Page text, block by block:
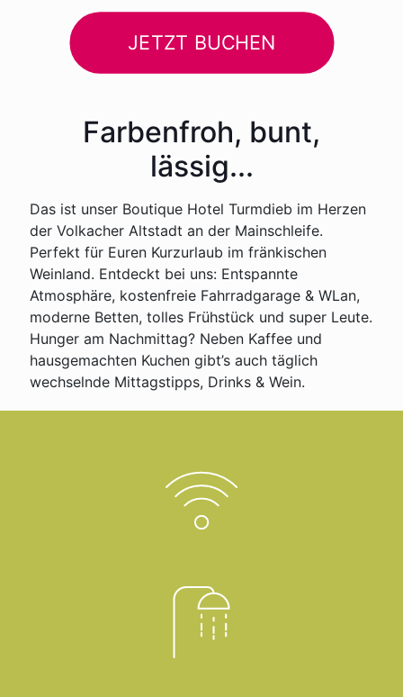
JETZT BUCHEN
Farbenfroh, bunt,
lässig...
Das ist unser Boutique Hotel Turmdieb im Herzen
der Volkacher Altstadt an der Mainschleife.
Perfekt für Euren Kurzurlaub im fränkischen
Weinland. Entdeckt bei uns: Entspannte
Atmosphäre, kostenfreie Fahrradgarage & WLan,
moderne Betten, tolles Frühstück und super Leute.
Hunger am Nachmittag? Neben Kaffee und
hausgemachten Kuchen gibt’s auch täglich
wechselnde Mittagstipps, Drinks & Wein.